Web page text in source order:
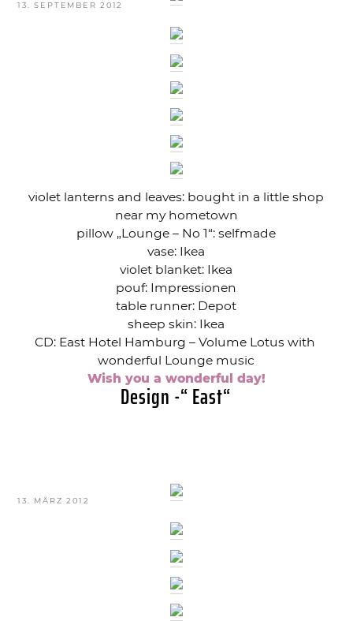
VERÖFFENTLICHT
13. SEPTEMBER 2012
violet lanterns and leaves: bought in a little shop
near my hometown
pillow „Lounge – No 1“: selfmade
vase: Ikea
violet blanket: Ikea
pouf: Impressionen
table runner: Depot
sheep skin: Ikea
CD: East Hotel Hamburg – Volume Lotus with
wonderful Lounge music
Wish you a wonderful day!
VERÖFFENTLICHT
13. MÄRZ 2012
Design -“ East“